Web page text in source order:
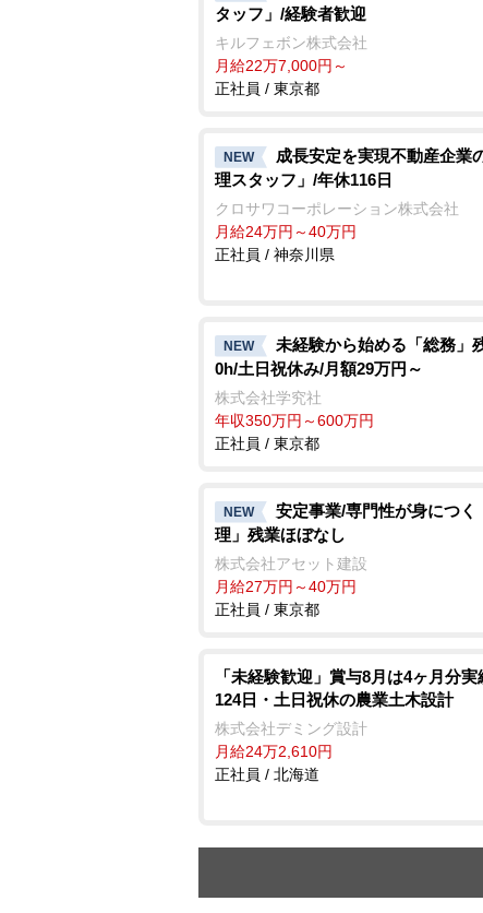
タッフ」/経験者歓迎
キルフェボン株式会社
月給22万7,000円～
正社員 / 東京都
NEW
成長安定を実現不動産企業
理スタッフ」/年休116日
クロサワコーポレーション株式会社
月給24万円～40万円
正社員 / 神奈川県
NEW
未経験から始める「総務」
0h/土日祝休み/月額29万円～
株式会社学究社
年収350万円～600万円
正社員 / 東京都
NEW
安定事業/専門性が身につく
理」残業ほぼなし
株式会社アセット建設
月給27万円～40万円
正社員 / 東京都
「未経験歓迎」賞与8月は4ヶ月分
124日・土日祝休の農業土木設計
株式会社デミング設計
月給24万2,610円
正社員 / 北海道